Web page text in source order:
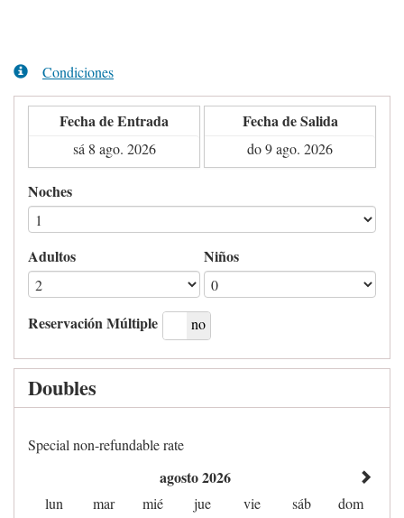
Condiciones
Fecha de Entrada Fecha de Salida
Noches
Adultos Niños
Reservación Múltiple
si no
Doubles
Special non-refundable rate
agosto 2026
lun mar mié jue vie sáb
dom